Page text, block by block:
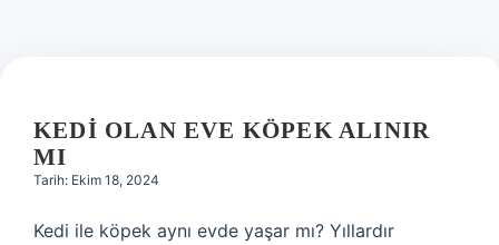
KEDI OLAN EVE KÖPEK ALINIR
MI
Tarih: Ekim 18, 2024
Kedi ile köpek aynı evde yaşar mı? Yıllardır